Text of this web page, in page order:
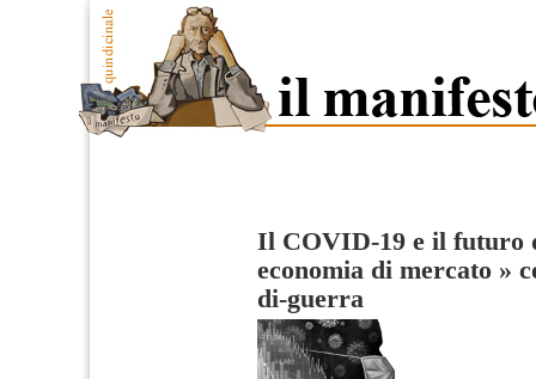
Il COVID-19 e il futuro
economia di mercato »
di-guerra